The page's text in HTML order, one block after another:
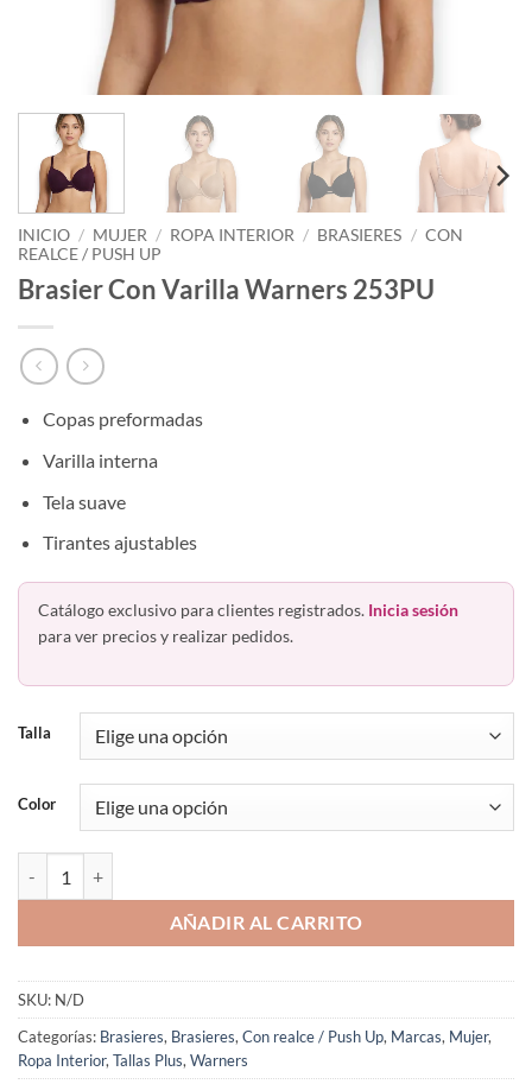
INICIO / MUJER / ROPA INTERIOR / BRASIERES / CON
REALCE / PUSH UP
Brasier Con Varilla Warners 253PU
Copas preformadas
Varilla interna
Tela suave
Tirantes ajustables
Catálogo exclusivo para clientes registrados. Inicia sesión
para ver precios y realizar pedidos.
Talla
Color
AÑADIR AL CARRITO
SKU: N/D
Categorías: Brasieres, Brasieres, Con realce / Push Up, Marcas, Mujer,
Ropa Interior, Tallas Plus, Warners